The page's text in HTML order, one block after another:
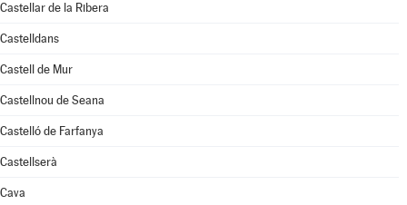
Castellar de la Ribera
Castelldans
Castell de Mur
Castellnou de Seana
Castelló de Farfanya
Castellserà
Cava